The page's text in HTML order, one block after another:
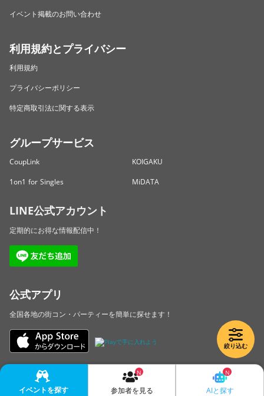
絞り込む
イベントを探す 参加者を見る AIと探す
イベント掲載のお問い合わせ
利用規約とプライバシー
利用規約
プライバシーポリシー
特定商取引法に関する表示
グループサービス
CoupLink
KOIGAKU
1on1 for Singles
MiDATA
LINE公式アカウント
定期的にお得な情報配信中！
公式アプリ
全国各地の街コン・パーティーを簡単に探せます！
Copyright © LINKBAL Inc. All Rights Reserved.